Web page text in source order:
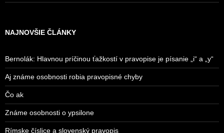
NAJNOVŠIE ČLÁNKY
Bernolák: Hlavnou príčinou ťažkostí v pravopise je písanie „i“ a „y“
Aj známe osobnosti robia pravopisné chyby
Čo ak
Známe osobnosti o ypsilone
Rímske číslice a slovenský pravopis